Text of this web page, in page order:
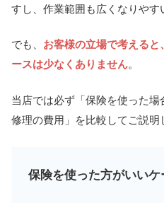
すし、作業範囲も広くなりやす
でも、 お客様の立場で考える
ースは少なくありません。
当店では必ず「保険を使った
修理の費用」を比較してご説明
保険を使った方がいいケ